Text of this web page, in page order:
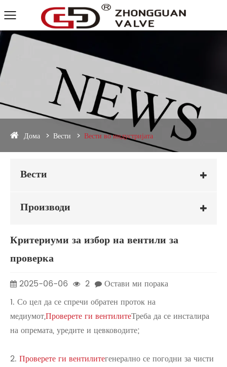
Дома Вести Вести во индустријата
Вести
Производи
Критериуми за избор на вентили за
проверка
2025-06-06 2
Остави ми порака
1. Со цел да се спречи обратен проток на
медиумот,Проверете ги вентилитеТреба да се инсталира
на опремата, уредите и цевководите;
2. Проверете ги вентилитегенерално се погодни за чисти